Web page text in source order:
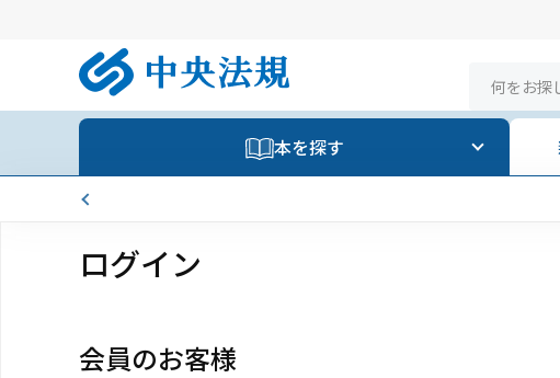
本を探す
ログイン
会員のお客様